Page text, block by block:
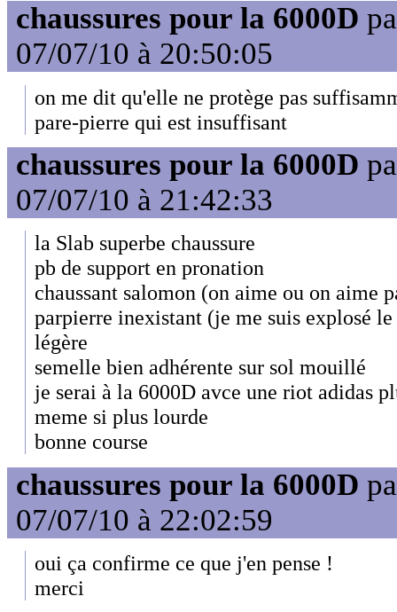
chaussures pour la 6000D
07/07/10 à 20:50:05
on me dit qu'elle ne protège pas
pare-pierre qui est insuffisant
chaussures pour la 6000D
07/07/10 à 21:42:33
la Slab superbe chaussure
pb de support en pronation
chaussant salomon (on aime ou on aime
parpierre inexistant (je me suis explosé
légère
semelle bien adhérente sur sol mouillé
je serai à la 6000D avce une riot adidas
meme si plus lourde
bonne course
chaussures pour la 6000D
07/07/10 à 22:02:59
oui ça confirme ce que j'en pense !
merci